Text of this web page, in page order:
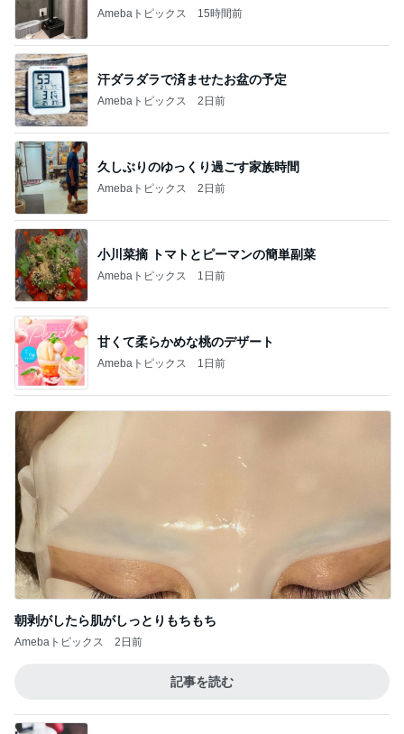
Amebaトピックス 15時間前
汗ダラダラで済ませたお盆の予定
Amebaトピックス 2日前
久しぶりのゆっくり過ごす家族時間
Amebaトピックス 2日前
小川菜摘 トマトとピーマンの簡単副菜
Amebaトピックス 1日前
甘くて柔らかめな桃のデザート
Amebaトピックス 1日前
朝剥がしたら肌がしっとりもちもち
Amebaトピックス 2日前
記事を読む